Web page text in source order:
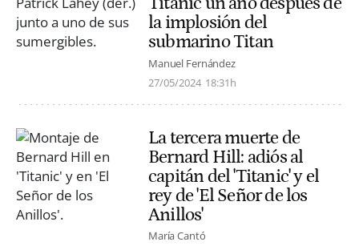
la implosión del
submarino Titan
Manuel Fernández
27/05/2024 18:31h
La tercera muerte de
Bernard Hill: adiós al
capitán del 'Titanic' y el
rey de 'El Señor de los
Anillos'
María Cantó